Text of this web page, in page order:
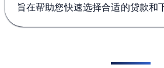
旨在帮助您快速选择合适的贷款和